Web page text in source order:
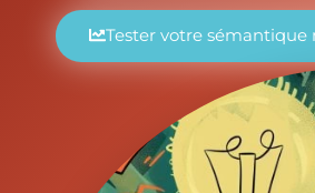
Tester votre